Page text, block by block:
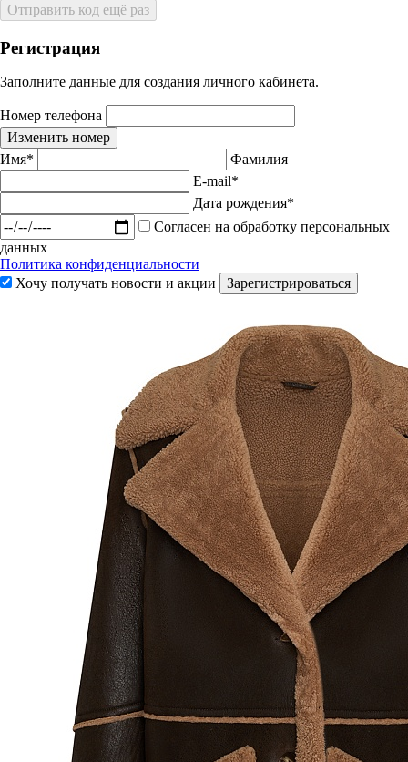
Отправить код ещё раз
Регистрация
Заполните данные для создания личного кабинета.
Номер телефона
Изменить номер
Имя*
Фамилия
E-mail*
Дата рождения*
Согласен на обработку персональных
данных
Политика конфиденциальности
Хочу получать новости и акции
Зарегистрироваться